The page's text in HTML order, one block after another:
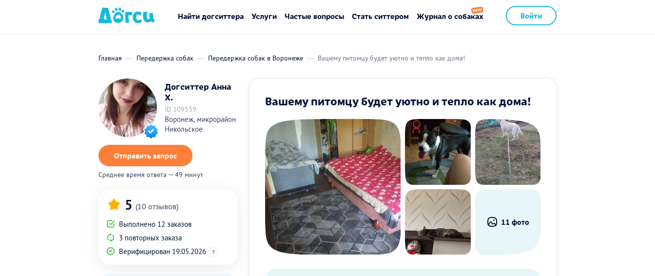
Войти
Найти догситтера Услуги Частые вопросы Стать ситтером Журнал о собаках
Главная Передержка собак Передержка собак в Воронеже Вашему питомцу будет уютно и тепло как дома!
Догситтер Анна
Х.
ID 109539
Воронеж, микрорайон
Никольское
Отправить запрос
Среднее время ответа — 49 минут
5 (10 отзывов)
Выполнено 12 заказов
3 повторных заказа
Верифицирован 19.05.2026
?
Вашему питомцу будет уютно и тепло как дома!
11 фото